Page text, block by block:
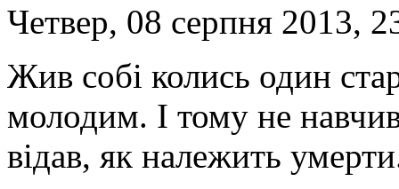
Четвер, 08 серпня 2013,
Жив собі колись один
молодим. І тому не
відав, як належить